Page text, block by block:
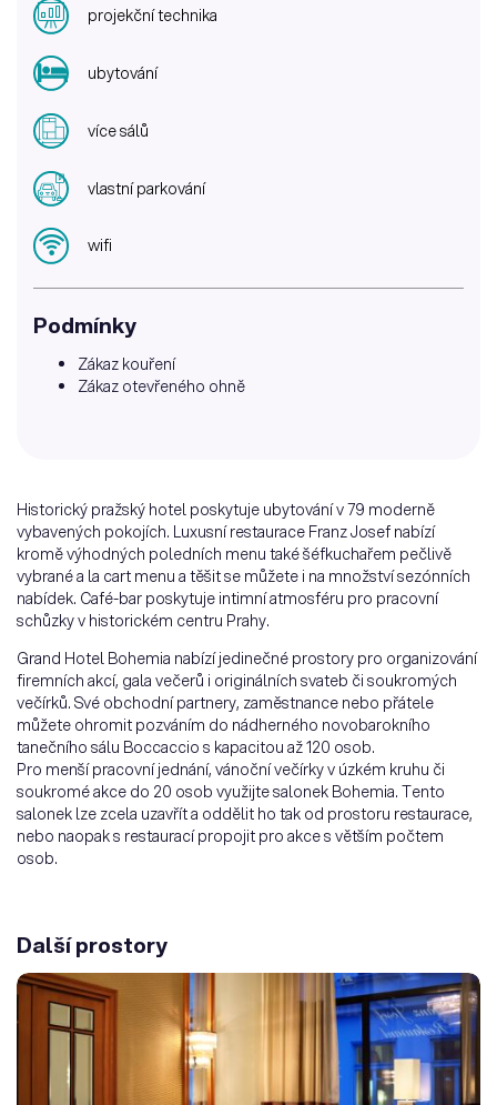
projekční technika
ubytování
více sálů
vlastní parkování
wifi
Podmínky
Zákaz kouření
Zákaz otevřeného ohně
Historický pražský hotel poskytuje ubytování v 79 moderně
vybavených pokojích. Luxusní restaurace Franz Josef nabízí
kromě výhodných poledních menu také šéfkuchařem pečlivě
vybrané a la cart menu a těšit se můžete i na množství sezónních
nabídek. Café-bar poskytuje intimní atmosféru pro pracovní
schůzky v historickém centru Prahy.
Grand Hotel Bohemia nabízí jedinečné prostory pro organizování
firemních akcí, gala večerů i originálních svateb či soukromých
večírků. Své obchodní partnery, zaměstnance nebo přátele
můžete ohromit pozváním do nádherného novobarokního
tanečního sálu Boccaccio s kapacitou až 120 osob.
Pro menší pracovní jednání, vánoční večírky v úzkém kruhu či
soukromé akce do 20 osob využijte salonek Bohemia. Tento
salonek lze zcela uzavřít a oddělit ho tak od prostoru restaurace,
nebo naopak s restaurací propojit pro akce s větším počtem
osob.
Další prostory